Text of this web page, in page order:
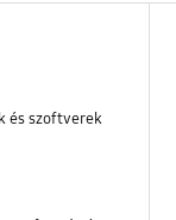
és szoftverek